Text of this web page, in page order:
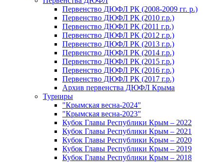
Первенство ДЮФЛ РК (2008-2009 гг. р.)
Первенство ДЮФЛ РК (2010 г.р.)
Первенство ДЮФЛ РК (2011 г.р.)
Первенство ДЮФЛ РК (2012 г.р.)
Первенство ДЮФЛ РК (2013 г.р.)
Первенство ДЮФЛ РК (2014 г.р.)
Первенство ДЮФЛ РК (2015 г.р.)
Первенство ДЮФЛ РК (2016 г.р.)
Первенство ДЮФЛ РК (2017 г.р.)
Архив первенства ДЮФЛ Крыма
Турниры
"Крымская весна-2024"
"Крымская весна-2023"
Кубок Главы Республики Крым – 2022
Кубок Главы Республики Крым – 2021
Кубок Главы Республики Крым – 2020
Кубок Главы Республики Крым – 2019
Кубок Главы Республики Крым – 2018